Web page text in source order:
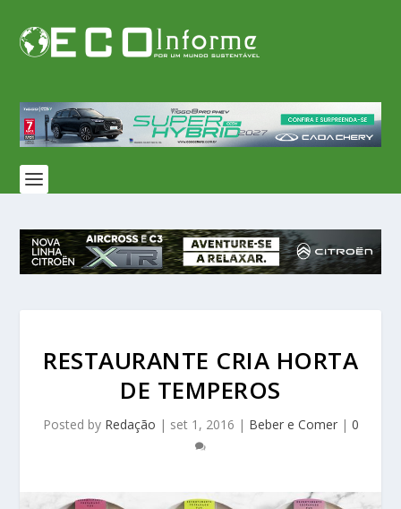
RESTAURANTE CRIA HORTA
DE TEMPEROS
Posted by Redação | set 1, 2016 | Beber e Comer| 0